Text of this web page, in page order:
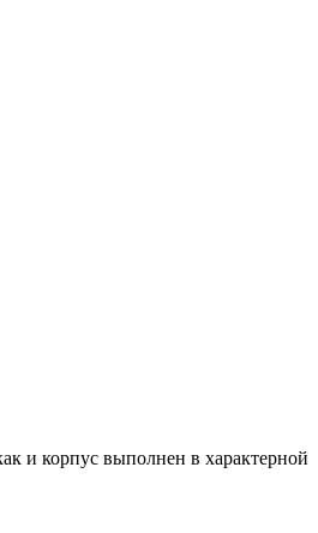
и корпус выполнен в характерной